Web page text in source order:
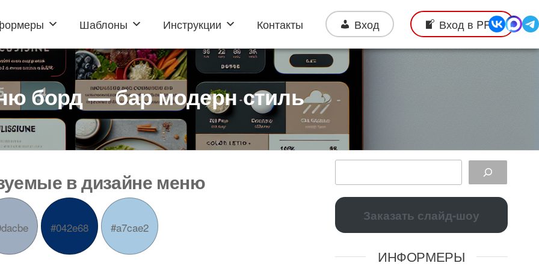
Шаблоны Инструкции Контакты Вход Вход в PRO
борд — бар модерн стиль
в дизайне меню
#042e68 #a7cae2
Заказать слайд-шоу
ИНФОРМЕРЫ